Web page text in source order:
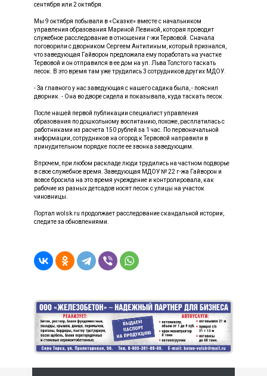
сентября или 2 октября.
Мы 9 октября побывали в «Сказке» вместе с начальником
управления образования Мариной Левиной, которая проводит
служебное расследование в отношении г-жи Тервовой. Сначала
поговорили с дворником Сергеем Антипиным, который признался,
что заведующая Гайворон предложила ему поработать на участке
Тервовой и он отправился в ее дом на ул. Льва Толстого таскать
песок. В это время там уже трудились 3 сотрудников других МДОУ.
- За главного у нас заведующая с нашего садика была, - пояснил
дворник. - Она во дворе сидела и показывала, куда таскать песок.
После нашей первой публикации специалист управления
образования по дошкольному воспитанию, похоже, расплатилась с
работниками из расчета 150 рублей за 1 час. По первоначальной
информации, сотрудников на огород к Тервовой направили в
принудительном порядке после ее звонка заведующим.
Впрочем, при любом раскладе люди трудились на частном подворье
в свое служебное время. Заведующая МДОУ № 22 г-жа Гайворон и
вовсе бросила на это время учреждение и контролировала, как
рабочие из разных детсадов носят песок с улицы на участок
чиновницы.
Портал wolsk.ru продолжает расследование скандальной истории,
следите за обновлениями.